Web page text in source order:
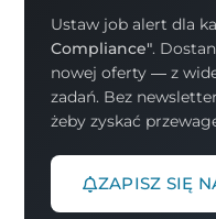
Ustaw job alert dla
Compliance".
nowej oferty — z
zadań. Bez
żeby zyskać
ZAPISZ SIĘ